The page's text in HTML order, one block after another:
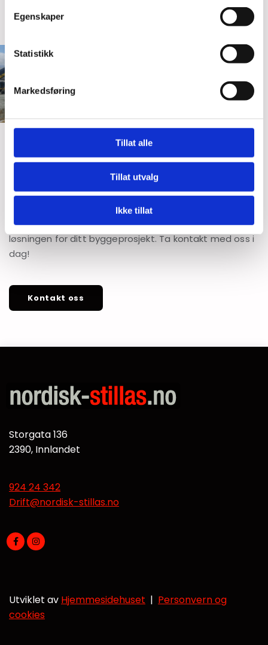
Egenskaper
Statistikk
Markedsføring
Tillat alle
Tillat utvalg
Ikke tillat
Vil du prate med oss?
Vi holder til i Moelv, og vi inviterer deg gjerne til å ta
kontakt med oss for å diskutere dine stillasbehov. Vårt
team står klare til å hjelpe deg med å finne den beste
løsningen for ditt byggeprosjekt. Ta kontakt med oss i
dag!
Kontakt oss
Storgata 136
2390, Innlandet
924 24 342
Drift@nordisk-stillas.no
Utviklet av Hjemmesidehuset | Personvern og
cookies